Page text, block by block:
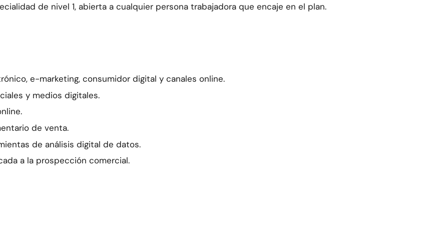
de nivel 1, abierta a cualquier persona trabajadora que encaje en el plan.
e-marketing, consumidor digital y canales online.
y medios digitales.
de venta.
de análisis digital de datos.
a la prospección comercial.